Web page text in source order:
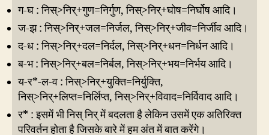
ग-घ : निस्>निर्+गुण=निर्गुण, निस्>निर्+घोष=निर्घोष आदि।
ज-झ : निस्>निर्+जल=निर्जल, निस्>निर्+जीव=निर्जीव आदि।
द-ध : निस्>निर्+दल=निर्दल, निस्>निर्+धन=निर्धन आदि।
ब-भ : निस्>निर्+बल=निर्बल, निस्>निर्+भय=निर्भय आदि।
य-र*-ल-व : निस्>निर्+युक्ति=निर्युक्ति,
निस्>निर्+लिप्त=निर्लिप्त, निस्>निर्+विवाद=निर्विवाद आदि।
र* : इसमें भी निस् निर् में बदलता है लेकिन उसमें एक अतिरिक्त
परिवर्तन होता है जिसके बारे में हम अंत में बात करेंगे।